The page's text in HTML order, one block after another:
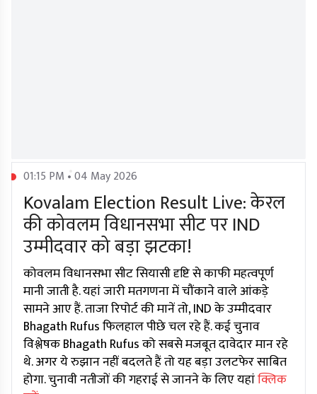
01:15 PM • 04 May 2026
Kovalam Election Result Live: केरल
की कोवलम विधानसभा सीट पर IND
उम्मीदवार को बड़ा झटका!
कोवलम विधानसभा सीट सियासी दृष्टि से काफी महत्वपूर्ण
मानी जाती है. यहां जारी मतगणना में चौंकाने वाले आंकड़े
सामने आए हैं. ताजा रिपोर्ट की मानें तो, IND के उम्मीदवार
Bhagath Rufus फिलहाल पीछे चल रहे हैं. कई चुनाव
विश्लेषक Bhagath Rufus को सबसे मजबूत दावेदार मान रहे
थे. अगर ये रुझान नहीं बदलते हैं तो यह बड़ा उलटफेर साबित
होगा. चुनावी नतीजों की गहराई से जानने के लिए यहांक्लिक